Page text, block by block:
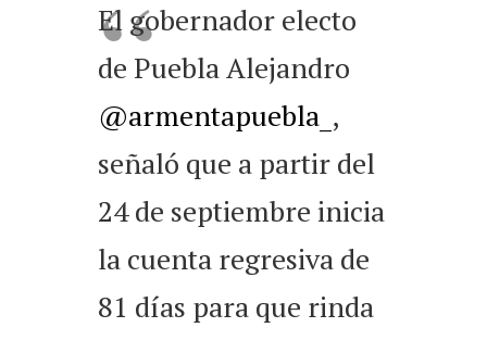
El gobernador electo
de Puebla Alejandro
@armentapuebla_ ,
señaló que a partir del
24 de septiembre inicia
la cuenta regresiva de
81 días para que rinda